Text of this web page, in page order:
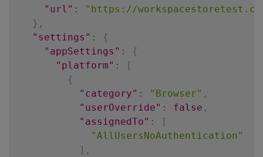
"url" :
"https://
} ,
"settings" :
{
"appSettings" :
{
"platform" :
[
{
"category" : "Browser" ,
"userOverride" : false ,
"assignedTo" :
[
"AllUsersNoAuthentication"
] ,